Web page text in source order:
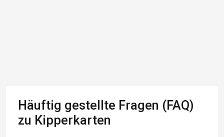
Häuftig gestellte Fragen (FAQ)
zu Kipperkarten